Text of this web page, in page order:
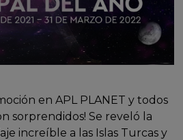
en APL PLANET y todos
sorprendidos! Se reveló la
increíble a las Islas Turcas y